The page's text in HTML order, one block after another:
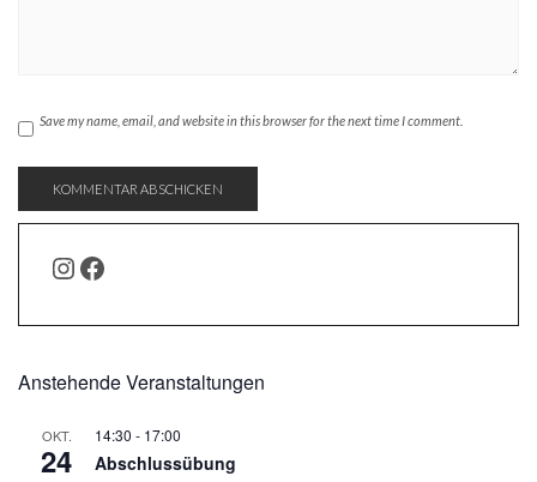
Save my name, email, and website in this browser for the next time I comment.
INSTAGRAM
FACEBOOK
Anstehende Veranstaltungen
OKT.
24
14:30 - 17:00
Abschlussübung